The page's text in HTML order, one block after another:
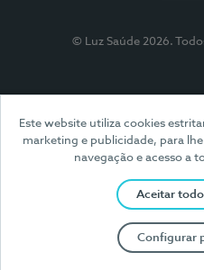
Este website utiliza cookies
marketing e publicidade, para
navegação e acesso a
Aceitar
Configurar
© Luz Saúde 2026.